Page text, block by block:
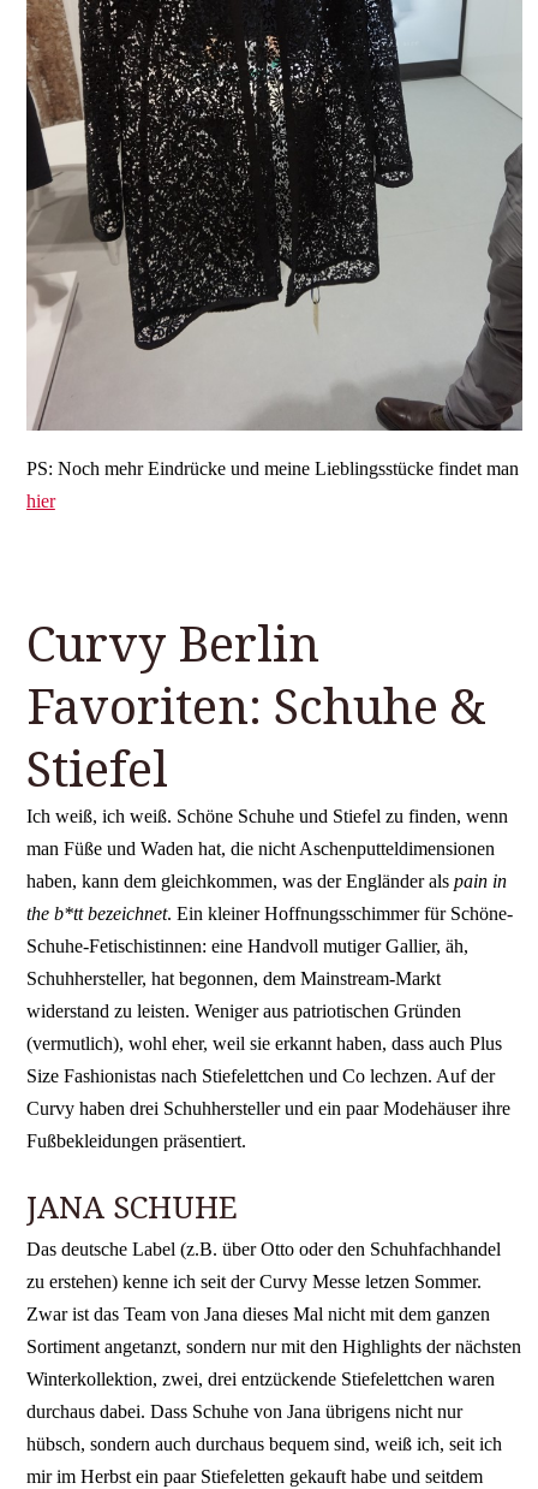
PS: Noch mehr Eindrücke und meine Lieblingsstücke findet man
hier
Curvy Berlin
Favoriten: Schuhe &
Stiefel
Ich weiß, ich weiß. Schöne Schuhe und Stiefel zu finden, wenn
man Füße und Waden hat, die nicht Aschenputteldimensionen
haben, kann dem gleichkommen, was der Engländer als pain in
the b*tt bezeichnet. Ein kleiner Hoffnungsschimmer für Schöne-
Schuhe-Fetischistinnen: eine Handvoll mutiger Gallier, äh,
Schuhhersteller, hat begonnen, dem Mainstream-Markt
widerstand zu leisten. Weniger aus patriotischen Gründen
(vermutlich), wohl eher, weil sie erkannt haben, dass auch Plus
Size Fashionistas nach Stiefelettchen und Co lechzen. Auf der
Curvy haben drei Schuhhersteller und ein paar Modehäuser ihre
Fußbekleidungen präsentiert.
JANA SCHUHE
Das deutsche Label (z.B. über Otto oder den Schuhfachhandel
zu erstehen) kenne ich seit der Curvy Messe letzen Sommer.
Zwar ist das Team von Jana dieses Mal nicht mit dem ganzen
Sortiment angetanzt, sondern nur mit den Highlights der nächsten
Winterkollektion, zwei, drei entzückende Stiefelettchen waren
durchaus dabei. Dass Schuhe von Jana übrigens nicht nur
hübsch, sondern auch durchaus bequem sind, weiß ich, seit ich
mir im Herbst ein paar Stiefeletten gekauft habe und seitdem